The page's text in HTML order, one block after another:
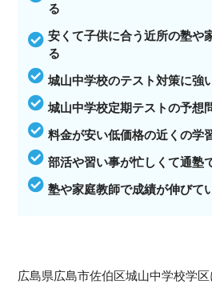
る
安くて子供に合う近所の塾や
る
城山中学校のテスト対策に強
城山中学校定期テストの予想
料金が安い低価格の近くの学
部活や習い事が忙しくて通塾
塾や家庭教師で成績が伸びて
広島県広島市佐伯区城山中学校学